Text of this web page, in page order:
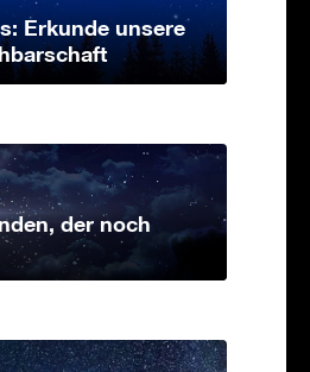
Erkunde unsere
der noch